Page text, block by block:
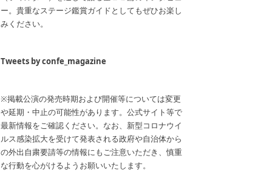
ー。貴重なステージ鑑賞ガイドとしてもぜひお楽し
みください。
Tweets by confe_magazine
※掲載公演の発売時期および開催等については変更
や延期・中止の可能性があります。公式サイト等で
最新情報をご確認ください。なお、新型コロナウイ
ルス感染拡大を受けて発表される政府や自治体から
の外出自粛要請等の情報にもご注意いただき、慎重
な行動を心がけるようお願いいたします。